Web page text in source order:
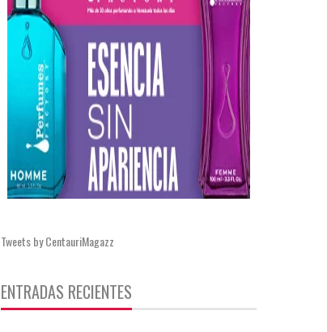
Tweets by CentauriMagazz
ENTRADAS RECIENTES